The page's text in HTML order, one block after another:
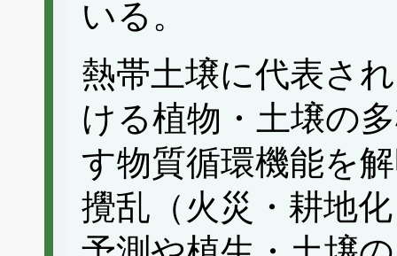
いる。
熱帯土壌に代表さ
ける植物・土壌の
す物質循環機能を
攪乱（火災・耕地